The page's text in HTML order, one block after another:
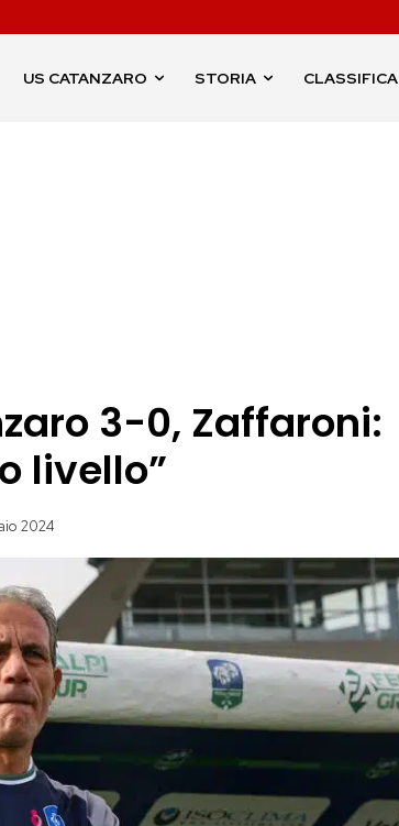
US CATANZARO STORIA CLASSIFICA
3-0, Zaffaroni:
livello”
2024